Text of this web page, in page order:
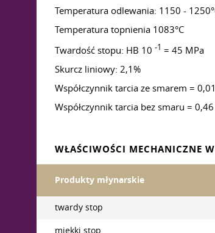
Temperatura odlewania: 1150 -
Temperatura topnienia 1083°C
Twardość stopu: HB 10 -1 = 45 MPa
Skurcz liniowy: 2,1%
Współczynnik tarcia ze smarem =
Współczynnik tarcia bez smaru = 0,46
WŁAŚCIWOŚCI MECHANICZNE
Produkty młynarskie
twardy stop
miękki stop